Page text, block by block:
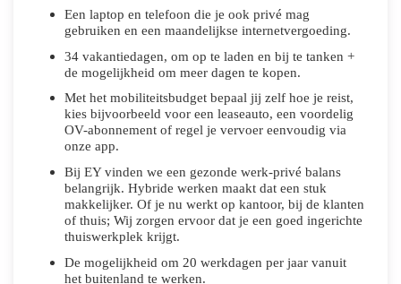
Een laptop en telefoon die je ook privé mag
gebruiken en een maandelijkse internetvergoeding.
34 vakantiedagen, om op te laden en bij te tanken +
de mogelijkheid om meer dagen te kopen.
Met het mobiliteitsbudget bepaal jij zelf hoe je reist,
kies bijvoorbeeld voor een leaseauto, een voordelig
OV-abonnement of regel je vervoer eenvoudig via
onze app.
Bij EY vinden we een gezonde werk-privé balans
belangrijk. Hybride werken maakt dat een stuk
makkelijker. Of je nu werkt op kantoor, bij de klanten
of thuis; Wij zorgen ervoor dat je een goed ingerichte
thuiswerkplek krijgt.
De mogelijkheid om 20 werkdagen per jaar vanuit
het buitenland te werken.